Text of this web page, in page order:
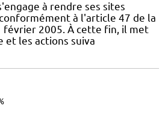
à rendre ses sites
à l'article 47 de la
février 2005. À cette fin, il met
les actions suiva